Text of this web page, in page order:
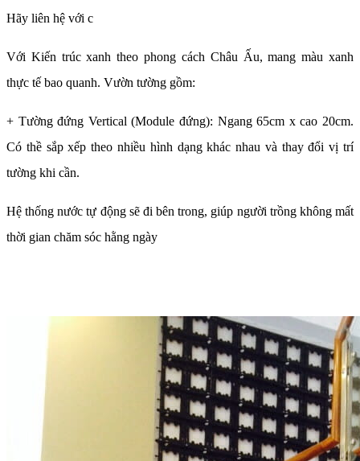
Hãy liên hệ với c
Với Kiến trúc xanh theo phong cách Châu Ấu, mang màu xanh
thực tế bao quanh. Vườn tường gồm:
+ Tường đứng Vertical (Module đứng): Ngang 65cm x cao 20cm.
Có thề sắp xếp theo nhiều hình dạng khác nhau và thay đổi vị trí
tường khi cần.
Hệ thống nước tự động sẽ đi bên trong, giúp người trồng không mất
thời gian chăm sóc hằng ngày